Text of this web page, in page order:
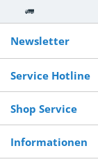
Kostenloser
Versand ab €
250,-
Newsletter
Service Hotline
Shop Service
Informationen